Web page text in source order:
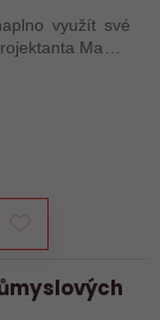
využít své
MaR a